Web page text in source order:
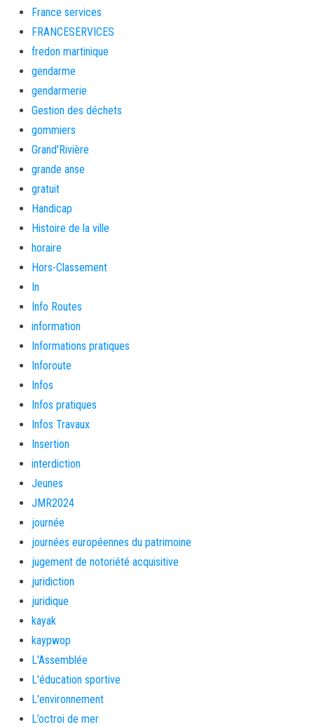
France services
FRANCESERVICES
fredon martinique
gendarme
gendarmerie
Gestion des déchets
gommiers
Grand'Rivière
grande anse
gratuit
Handicap
Histoire de la ville
horaire
Hors-Classement
In
Info Routes
information
Informations pratiques
Inforoute
Infos
Infos pratiques
Infos Travaux
Insertion
interdiction
Jeunes
JMR2024
journée
journées européennes du patrimoine
jugement de notoriété acquisitive
juridiction
juridique
kayak
kaypwop
L'Assemblée
L'éducation sportive
L'environnement
L’octroi de mer